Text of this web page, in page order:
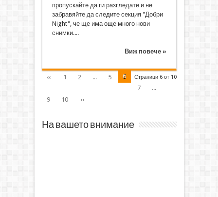
пропускайте да ги разгледате и не
забравяйте да следите секция "Добри
Night", че ще има още много нови
снимки....
Виж повече »
Страници 6 от 10
‹‹ 1 2 ... 5
6
7
...
9
10 ››
На вашето внимание